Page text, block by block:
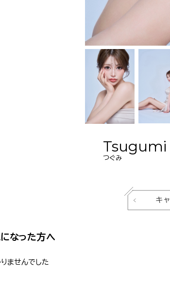
Tsugumi
つぐみ
キ
なった方へ
ませんでした